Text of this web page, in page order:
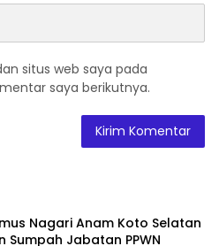
situs web saya pada
saya berikutnya.
Nagari Anam Koto Selatan
Sumpah Jabatan PPWN